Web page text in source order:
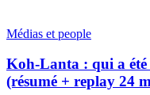
Médias et people
Koh-Lanta : qui a été
(résumé + replay 24